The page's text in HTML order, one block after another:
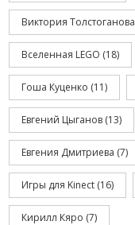
Виктория Толстоганова
Вселенная LEGO (18)
Гоша Куценко (11)
Евгений Цыганов (13)
Евгения Дмитриева (7)
Игры для Kinect (16)
Кирилл Кяро (7)